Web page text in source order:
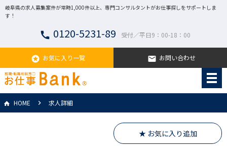
岐阜県の求人募集案件が常時1,000件以上、専門コンサルタントがお仕事探しをサポートしま
す！
call 0120-5231-89 受付／平日9：00-18：00
stars お気に入り一覧 email お問い合わせ
HOME 求人詳細
★ お気に入り追加